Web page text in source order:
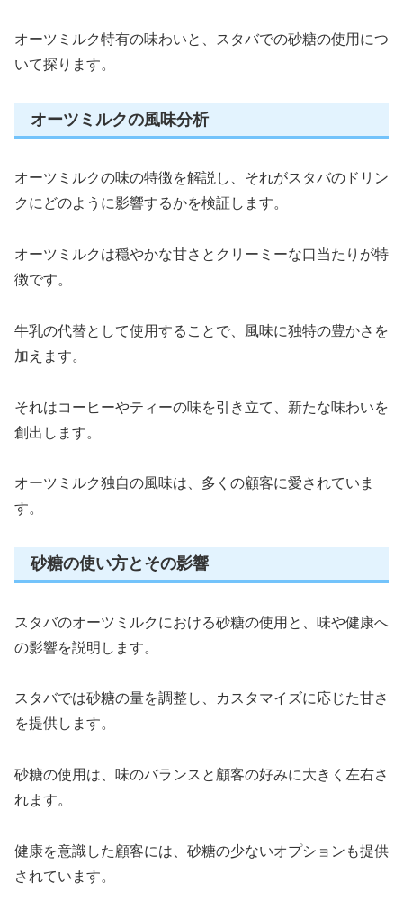
オーツミルク特有の味わいと、スタバでの砂糖の使用につ
いて探ります。
オーツミルクの風味分析
オーツミルクの味の特徴を解説し、それがスタバのドリン
クにどのように影響するかを検証します。
オーツミルクは穏やかな甘さとクリーミーな口当たりが特
徴です。
牛乳の代替として使用することで、風味に独特の豊かさを
加えます。
それはコーヒーやティーの味を引き立て、新たな味わいを
創出します。
オーツミルク独自の風味は、多くの顧客に愛されていま
す。
砂糖の使い方とその影響
スタバのオーツミルクにおける砂糖の使用と、味や健康へ
の影響を説明します。
スタバでは砂糖の量を調整し、カスタマイズに応じた甘さ
を提供します。
砂糖の使用は、味のバランスと顧客の好みに大きく左右さ
れます。
健康を意識した顧客には、砂糖の少ないオプションも提供
されています。